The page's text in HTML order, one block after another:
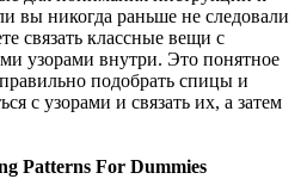
вы никогда раньше не следовали
связать классные вещи с
узорами внутри. Это понятное
подобрать спицы и
с узорами и связать их, а затем
Patterns For Dummies